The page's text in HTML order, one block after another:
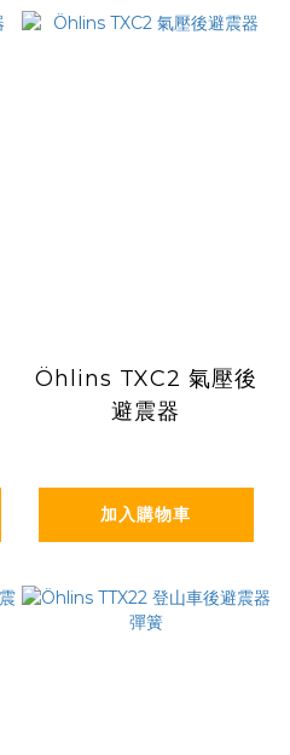
Öhlins TXC2 氣壓後
避震器
加入購物車